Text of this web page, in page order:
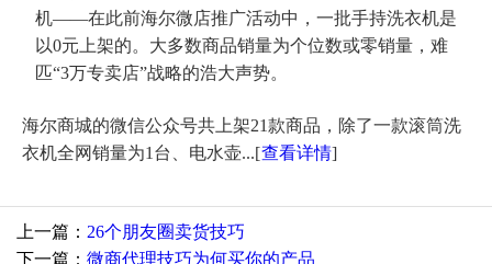
机——在此前海尔微店推广活动中，一批手持洗衣机是
以0元上架的。大多数商品销量为个位数或零销量，难
匹“3万专卖店”战略的浩大声势。
海尔商城的微信公众号共上架21款商品，除了一款滚筒洗
衣机全网销量为1台、电水壶...[查看详情]
上一篇： 26个朋友圈卖货技巧
下一篇： 微商代理技巧为何买你的产品